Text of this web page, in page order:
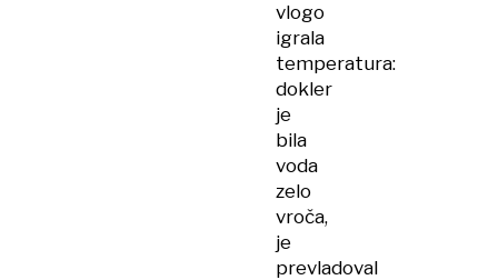
vlogo
igrala
temperatura:
dokler
je
bila
voda
zelo
vroča,
je
prevladoval